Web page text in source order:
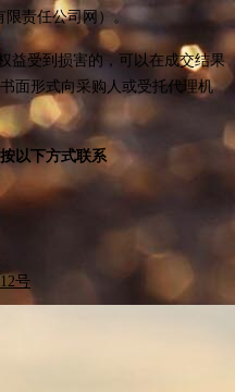
限责任公司网）。
益受到损害的，可以在成交结果
面形式向采购人或受托代理机
以下方式联系
12号